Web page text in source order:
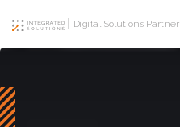
Digital Solutions Partner